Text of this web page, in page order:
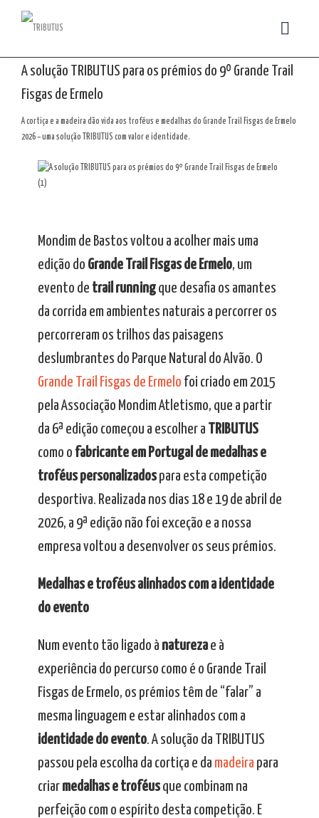
A solução TRIBUTUS para os prémios do 9º Grande Trail
Fisgas de Ermelo
A cortiça e a madeira dão vida aos troféus e medalhas do Grande Trail Fisgas de Ermelo
2026 – uma solução TRIBUTUS com valor e identidade.
Mondim de Bastos voltou a acolher mais uma
edição do Grande Trail Fisgas de Ermelo, um
evento de trail runningque desafia os amantes
da corrida em ambientes naturais a percorrer os
percorreram os trilhos das paisagens
deslumbrantes do Parque Natural do Alvão. O
Grande Trail Fisgas de Ermelo foi criado em 2015
pela Associação Mondim Atletismo, que a partir
da 6ª edição começou a escolher a
TRIBUTUS
como o fabricante em Portugal de medalhas e
troféus personalizadospara esta competição
desportiva. Realizada nos dias 18 e 19 de abril de
2026, a 9ª edição não foi exceção e a nossa
empresa voltou a desenvolver os seus prémios.
Medalhas e troféus alinhados com a identidade
do evento
Num evento tão ligado à naturezae à
experiência do percurso como é o Grande Trail
Fisgas de Ermelo, os prémios têm de “falar” a
mesma linguagem e estar alinhados com a
identidade do evento. A solução da TRIBUTUS
passou pela escolha da cortiça e da madeira para
criar medalhas e troféusque combinam na
perfeição com o espírito desta competição. E